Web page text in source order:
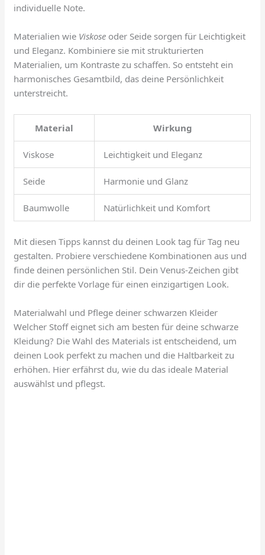
individuelle Note.
Materialien wie Viskose oder Seide sorgen für Leichtigkeit
und Eleganz. Kombiniere sie mit strukturierten
Materialien, um Kontraste zu schaffen. So entsteht ein
harmonisches Gesamtbild, das deine Persönlichkeit
unterstreicht.
Material Wirkung
Viskose Leichtigkeit und Eleganz
Seide Harmonie und Glanz
Baumwolle Natürlichkeit und Komfort
Mit diesen Tipps kannst du deinen Look tag für Tag neu
gestalten. Probiere verschiedene Kombinationen aus und
finde deinen persönlichen Stil. Dein Venus-Zeichen gibt
dir die perfekte Vorlage für einen einzigartigen Look.
Materialwahl und Pflege deiner schwarzen Kleider
Welcher Stoff eignet sich am besten für deine schwarze
Kleidung? Die Wahl des Materials ist entscheidend, um
deinen Look perfekt zu machen und die Haltbarkeit zu
erhöhen. Hier erfährst du, wie du das ideale Material
auswählst und pflegst.